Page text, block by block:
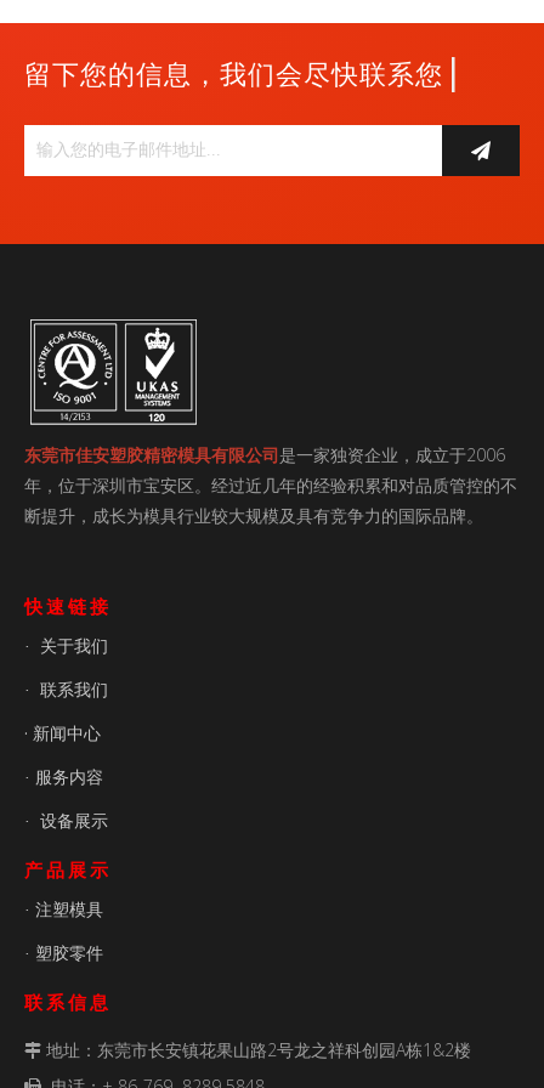
留下您的信息，我们会尽快联系您 |
东莞市佳安塑胶精密模具有限公司是一家独资企业，成立于2006
年，位于深圳市宝安区。经过近几年的经验积累和对品质管控的不
断提升，成长为模具行业较大规模及具有竞争力的国际品牌。
快速链接
· 关于我们
· 联系我们
· 新闻中心
· 服务内容
· 设备展示
产品展示
· 注塑模具
· 塑胶零件
联系信息
 地址：东莞市长安镇花果山路2号龙之祥科创园A栋1&2楼